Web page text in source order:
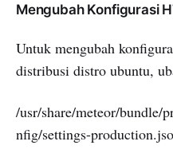
Mengubah Konfigurasi
Untuk mengubah
distribusi distro ubuntu,
/usr/share/meteor/bundle/
nfig/settings-